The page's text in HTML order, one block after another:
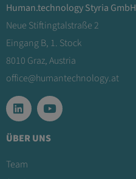
Human.technology Styria GmbH
Neue Stiftingtalstraße 2
Eingang B, 1. Stock
8010 Graz, Austria
office@humantechnology.at
ÜBER UNS
Team